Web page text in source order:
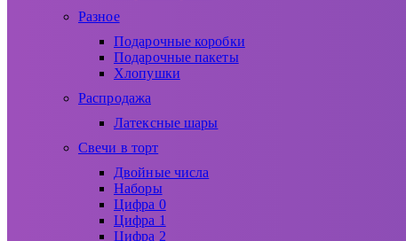
Разное
Подарочные коробки
Подарочные пакеты
Хлопушки
Распродажа
Латексные шары
Свечи в торт
Двойные числа
Наборы
Цифра 0
Цифра 1
Цифра 2